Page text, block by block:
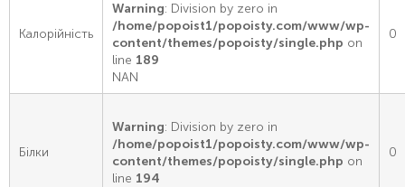
Калорійність
Warning: Division by zero in
/home/popoist1/popoisty.com/www/wp-
content/themes/popoisty/single.php on
line 189
NAN
0
Білки
Warning: Division by zero in
/home/popoist1/popoisty.com/www/wp-
content/themes/popoisty/single.php on
line 194
0